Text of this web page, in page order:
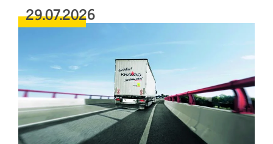
29.07.2026